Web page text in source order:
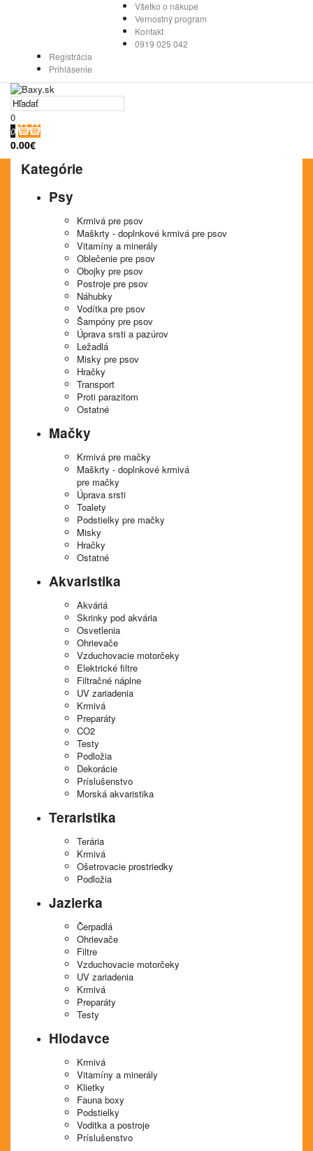
Všetko o nákupe
Vernostný program
Kontakt
0919 025 042
Registrácia
Prihlásenie
0
0
0.00€
Kategórie
Psy
Krmivá pre psov
Maškrty - doplnkové krmivá pre psov
Vitamíny a minerály
Oblečenie pre psov
Obojky pre psov
Postroje pre psov
Náhubky
Vodítka pre psov
Šampóny pre psov
Úprava srsti a pazúrov
Ležadlá
Misky pre psov
Hračky
Transport
Proti parazitom
Ostatné
Mačky
Krmivá pre mačky
Maškrty - doplnkové krmivá
pre mačky
Úprava srsti
Toalety
Podstielky pre mačky
Misky
Hračky
Ostatné
Akvaristika
Akváriá
Skrinky pod akvária
Osvetlenia
Ohrievače
Vzduchovacie motorčeky
Elektrické filtre
Filtračné náplne
UV zariadenia
Krmivá
Preparáty
CO2
Testy
Podložia
Dekorácie
Príslušenstvo
Morská akvaristika
Teraristika
Terária
Krmivá
Ošetrovacie prostriedky
Podložia
Jazierka
Čerpadlá
Ohrievače
Filtre
Vzduchovacie motorčeky
UV zariadenia
Krmivá
Preparáty
Testy
Hlodavce
Krmivá
Vitamíny a minerály
Klietky
Fauna boxy
Podstielky
Voditka a postroje
Príslušenstvo